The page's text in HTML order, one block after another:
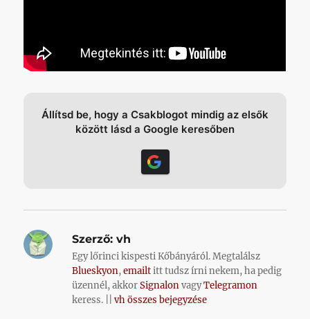
Állítsd be, hogy a Csakblogot mindig az elsők
között lásd a Google keresőben
Szerző: vh
Egy lőrinci kispesti Kőbányáról. Megtalálsz
Blueskyon,emailtitt tudsz írni nekem, ha pedig
üzennél, akkorSignalonvagyTelegramon
keress. ||vh összes bejegyzése